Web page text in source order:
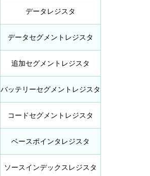
データレジスタ
データセグメントレジスタ
追加セグメントレジスタ
バッテリーセグメントレジスタ
コードセグメントレジスタ
ベースポインタレジスタ
ソースインデックスレジスタ